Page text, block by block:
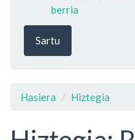
berria
Sartu
Hasiera Hiztegia